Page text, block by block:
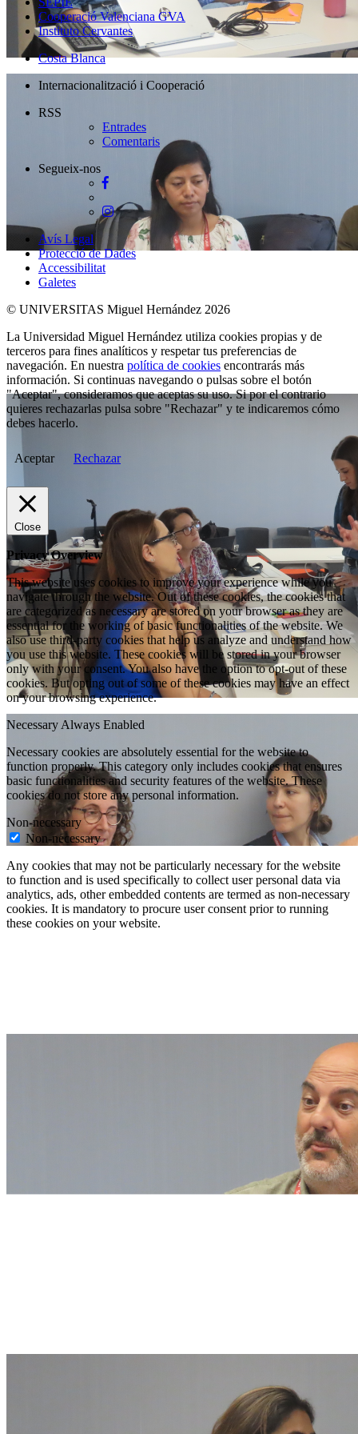
Cooperació Valenciana GVA
Instituto Cervantes
Costa Blanca
Internacionalització i Cooperació
RSS
Entrades
Comentaris
Segueix-nos
Facebook
Instagram
Avís Legal
Protecció de Dades
Accessibilitat
Galetes
© UNIVERSITAS Miguel Hernández 2026
La Universidad Miguel Hernández utiliza cookies propias y de
terceros para fines analíticos y respetar tus preferencias de
navegación. En nuestra política de cookies encontrarás más
información. Si continuas navegando o pulsas sobre el botón
"Aceptar", consideramos que aceptas su uso. Si por el contrario
quieres rechazarlas pulsa sobre "Rechazar" y te indicaremos cómo
debes hacerlo.
Aceptar Rechazar
Close
Privacy Overview
This website uses cookies to improve your experience while you
navigate through the website. Out of these cookies, the cookies that
are categorized as necessary are stored on your browser as they are
essential for the working of basic functionalities of the website. We
also use third-party cookies that help us analyze and understand how
you use this website. These cookies will be stored in your browser
only with your consent. You also have the option to opt-out of these
cookies. But opting out of some of these cookies may have an effect
on your browsing experience.
Necessary Always Enabled
Necessary cookies are absolutely essential for the website to
function properly. This category only includes cookies that ensures
basic functionalities and security features of the website. These
cookies do not store any personal information.
Non-necessary
Non-necessary
Any cookies that may not be particularly necessary for the website
to function and is used specifically to collect user personal data via
analytics, ads, other embedded contents are termed as non-necessary
cookies. It is mandatory to procure user consent prior to running
these cookies on your website.